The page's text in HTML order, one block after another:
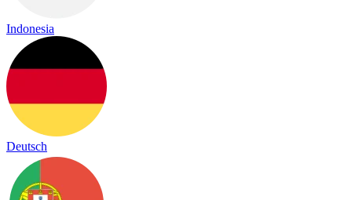
Indonesia
Deutsch